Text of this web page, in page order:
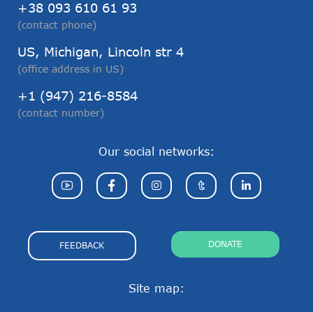
+38 093 610 61 93
(contact phone)
US, Michigan, Lincoln str 4
(office address in US)
+1 (947) 216-8584
(contact number)
Site map:
Our social networks:
FEEDBACK DONATE